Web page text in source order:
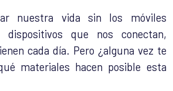
nuestra vida sin los móviles
dispositivos que nos conectan,
cada día. Pero ¿alguna vez te
materiales hacen posible esta